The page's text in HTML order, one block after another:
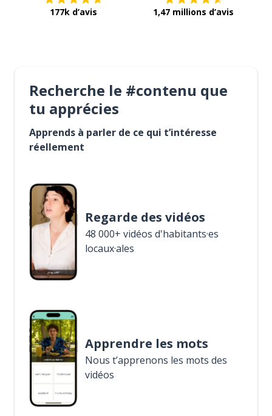
177k d’avis 1,47 millions d’avis
Recherche le #contenu que
tu apprécies
Apprends à parler de ce qui t’intéresse
réellement
Regarde des vidéos
48 000+ vidéos d'habitants·es
locaux·ales
Apprendre les mots
Nous t’apprenons les mots des
vidéos